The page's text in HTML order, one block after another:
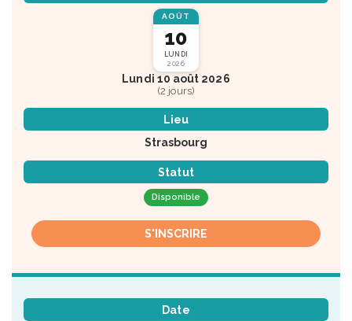
AOÛT
10
LUNDI
2026
Lundi 10 août 2026
(2 jours)
Lieu
Strasbourg
Statut
Disponible
S'INSCRIRE
Date